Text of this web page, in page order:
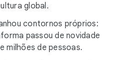
global.
contornos próprios:
passou de novidade
milhões de pessoas.